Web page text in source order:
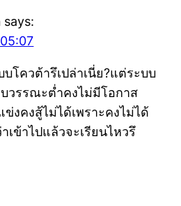
says:
โควต้ารึเปล่าเนี่ย?แต่ระบบ
วรรณะต่ำคงไม่มีโอกาส
ข่งคงสู้ไม่ได้เพราะคงไม่ได้
เข้าไปแล้วจะเรียนไหวรึ